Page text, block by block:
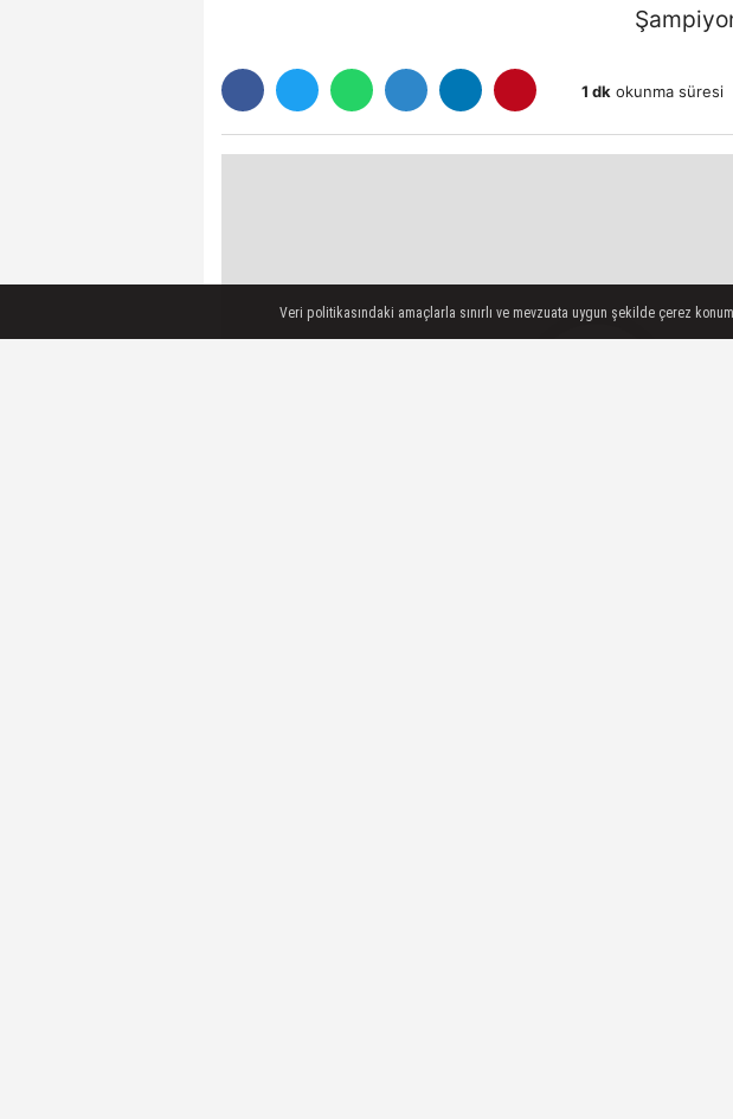
1 dk okunma süresi
Veri politikasındaki amaçlarla sınırlı ve mevzuata uygun şekilde çerez